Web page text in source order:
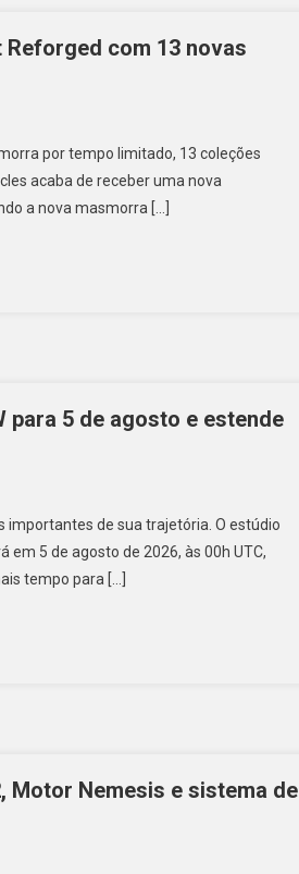
com 13 novas
por tempo limitado, 13 coleções
acaba de receber uma nova
a nova masmorra […]
para 5 de agosto e estende
importantes de sua trajetória. O estúdio
em 5 de agosto de 2026, às 00h UTC,
tempo para […]
Motor Nemesis e sistema de